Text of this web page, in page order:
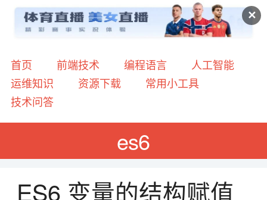
✕
首页 前端技术 编程语言
人工智能
运维知识
资源下载
常用小工具
技术问答
es6
ES6 变量的结构赋值